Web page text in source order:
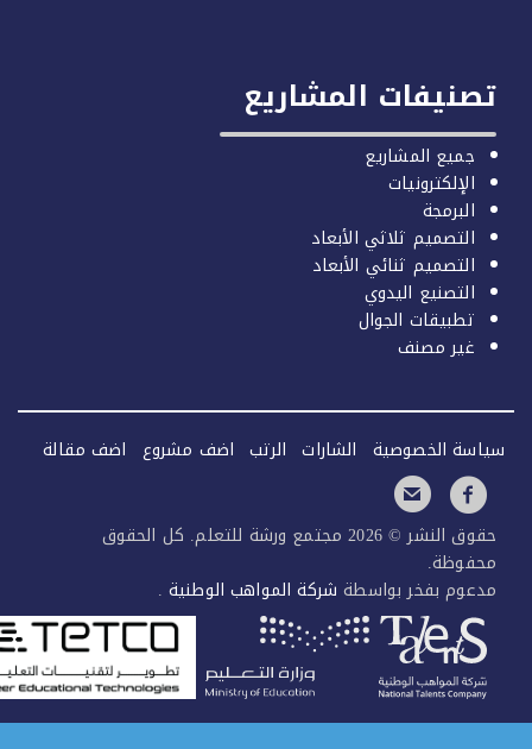
المشاريع
جميع المشاريع
الإلكترونيات
البرمجة
التصميم ثلاثي الأبعاد
التصميم ثنائي الأبعاد
التصنيع اليدوي
تطبيقات الجوال
غير مصنف
الخصوصية الشارات الرتب اضف مشروع اضف مقالة
حقوق النشر © 2026 مجتمع ورشة للتعلم. كل الحقوق
بفخر بواسطةشركة المواهب الوطنية.